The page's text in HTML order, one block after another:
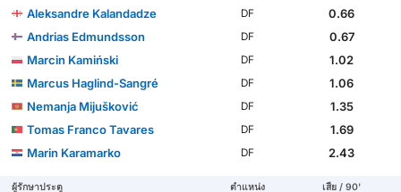
Aleksandre Kalandadze
DF
0.66
Andrias Edmundsson
DF
0.67
Marcin Kamiński
DF
1.02
Marcus Haglind-Sangré
DF
1.06
Nemanja Mijušković
DF
1.35
Tomas Franco Tavares
DF
1.69
Marin Karamarko
DF 2.43
ผู้รักษาประตู ตำแหน่ง เสีย / 90'